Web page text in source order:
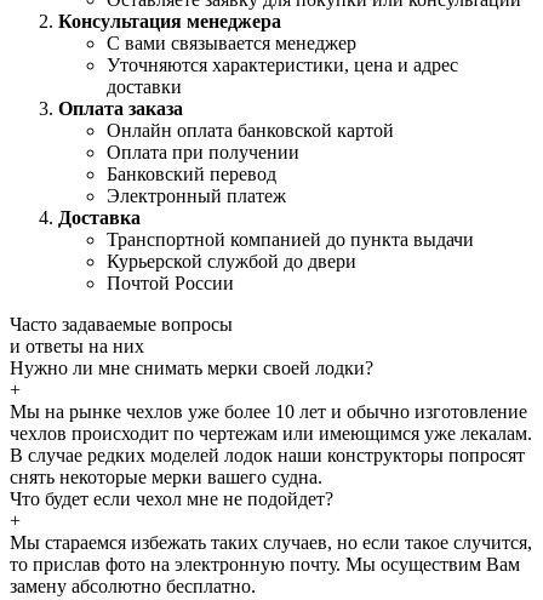
Консультация менеджера
С вами связывается менеджер
Уточняются характеристики, цена и адрес
доставки
Оплата заказа
Онлайн оплата банковской картой
Оплата при получении
Банковский перевод
Электронный платеж
Доставка
Транспортной компанией до пункта выдачи
Курьерской службой до двери
Почтой России
Часто задаваемые вопросы
и ответы на них
Нужно ли мне снимать мерки своей лодки?
+
Мы на рынке чехлов уже более 10 лет и обычно изготовление
чехлов происходит по чертежам или имеющимся уже лекалам.
В случае редких моделей лодок наши конструкторы попросят
снять некоторые мерки вашего судна.
Что будет если чехол мне не подойдет?
+
Мы стараемся избежать таких случаев, но если такое случится,
то прислав фото на электронную почту. Мы осуществим Вам
замену абсолютно бесплатно.